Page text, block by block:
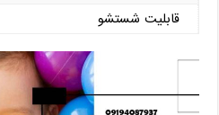
قابلیت شستشو